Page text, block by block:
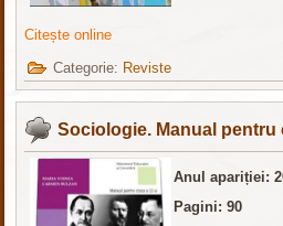
Citește online
Categorie: Reviste
Sociologie. Manual pentru
Anul apariției:
Pagini: 90